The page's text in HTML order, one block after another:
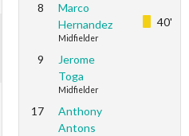
8
Marco
Hernandez
Midfielder
40'
9
Jerome
Toga
Midfielder
17
Anthony
Antons